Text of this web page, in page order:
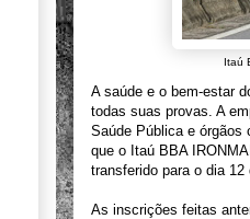
Itaú
A saúde e o bem-estar
todas suas provas. A
Saúde Pública e órgãos
que o Itaú BBA
transferido para o dia 12
As inscrições feitas